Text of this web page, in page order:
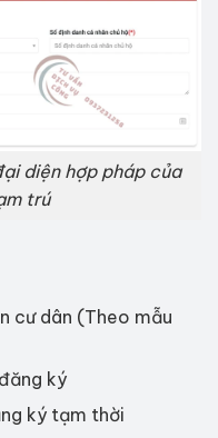
diện hợp pháp của
trú
cư dân (Theo mẫu
ký
ký tạm thời